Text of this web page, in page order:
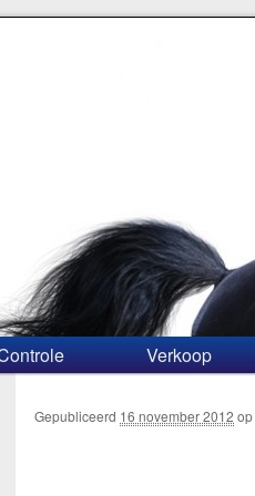
Verkoop
Gepubliceerd 16 november 2012 op